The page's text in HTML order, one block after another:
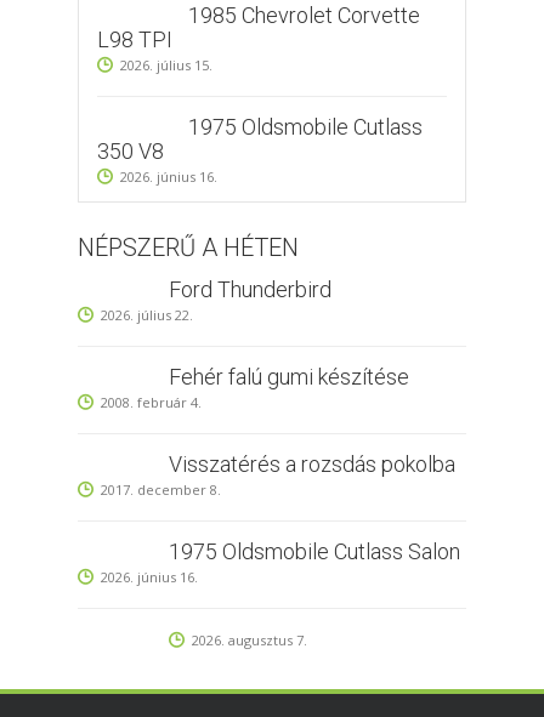
1985 Chevrolet Corvette
L98 TPI
2026. július 15.
1975 Oldsmobile Cutlass
350 V8
2026. június 16.
NÉPSZERŰ A HÉTEN
Ford Thunderbird
2026. július 22.
Fehér falú gumi készítése
2008. február 4.
Visszatérés a rozsdás pokolba
2017. december 8.
1975 Oldsmobile Cutlass Salon
2026. június 16.
2026. augusztus 7.